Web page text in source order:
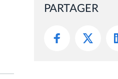
PARTAGER